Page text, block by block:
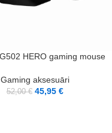
HERO gaming mouse
Gaming aksesuāri
52,00€ 45,95 €